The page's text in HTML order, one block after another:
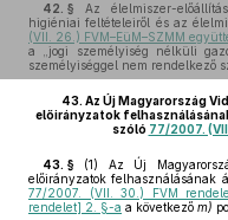
42. § Az élelmiszer-
higiéniai feltételeiről és az
(VII. 26.) FVM–EüM–SZMM
a „jogi személyiség nélküli
személyiséggel nem rendelkező
43. Az Új Magyarország
előirányzatok
szóló 77/2007.
43. § (1)
Az Új
előirányzatok felhasználásának
77/2007. (VII. 30.) FVM
rendelet] 2. §-a a következő m)